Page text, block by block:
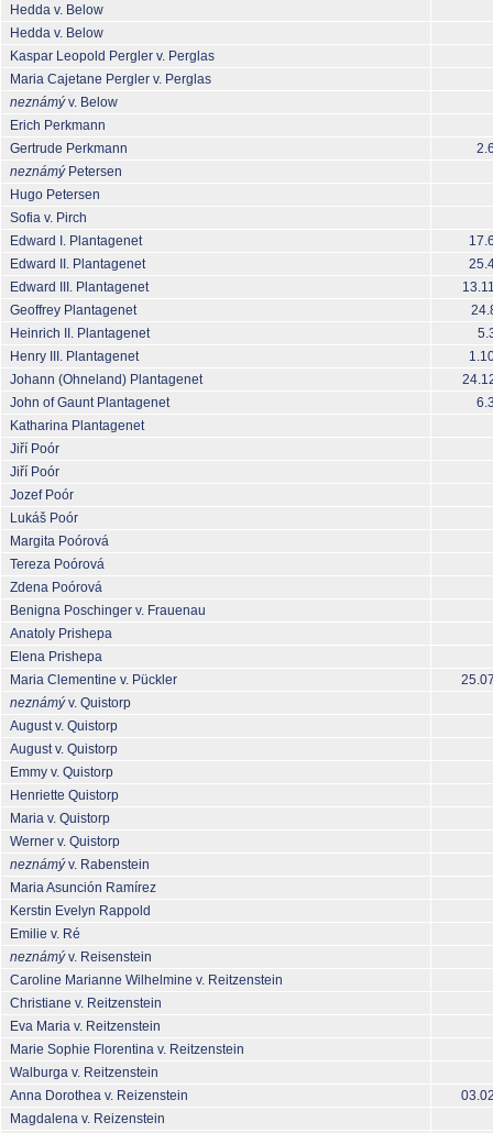
Hedda v. Below
Hedda v. Below
Kaspar Leopold Pergler v. Perglas
Maria Cajetane Pergler v. Perglas
neznámýv. Below
Erich Perkmann
Gertrude Perkmann
neznámýPetersen
Hugo Petersen
Sofia v. Pirch
Edward I. Plantagenet
Edward II. Plantagenet
Edward III. Plantagenet
Geoffrey Plantagenet
Heinrich II. Plantagenet
Henry III. Plantagenet
Johann (Ohneland) Plantagenet
John of Gaunt Plantagenet
Katharina Plantagenet
Jiří Poór
Jiří Poór
Jozef Poór
Lukáš Poór
Margita Poórová
Tereza Poórová
Zdena Poórová
Benigna Poschinger v. Frauenau
Anatoly Prishepa
Elena Prishepa
Maria Clementine v. Pückler
neznámýv. Quistorp
August v. Quistorp
August v. Quistorp
Emmy v. Quistorp
Henriette Quistorp
Maria v. Quistorp
Werner v. Quistorp
neznámýv. Rabenstein
Maria Asunción Ramírez
Kerstin Evelyn Rappold
Emilie v. Ré
neznámýv. Reisenstein
Caroline Marianne Wilhelmine v. Reitzenstein
Christiane v. Reitzenstein
Eva Maria v. Reitzenstein
Marie Sophie Florentina v. Reitzenstein
Walburga v. Reitzenstein
Anna Dorothea v. Reizenstein
Magdalena v. Reizenstein